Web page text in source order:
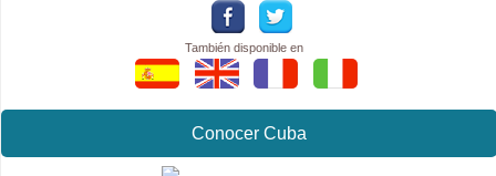
También disponible en
Conocer Cuba